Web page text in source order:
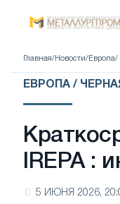
Главная/ Новости/ Европа/
ЕВРОПА /
IREPA :
5 ИЮНЯ 2026,